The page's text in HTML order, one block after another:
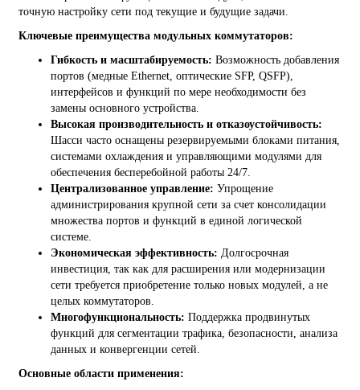
точную настройку сети под текущие и будущие задачи.
Ключевые преимущества модульных коммутаторов:
Гибкость и масштабируемость: Возможность добавления
портов (медные Ethernet, оптические SFP, QSFP),
интерфейсов и функций по мере необходимости без
замены основного устройства.
Высокая производительность и отказоустойчивость:
Шасси часто оснащены резервируемыми блоками питания,
системами охлаждения и управляющими модулями для
обеспечения бесперебойной работы 24/7.
Централизованное управление: Упрощение
администрирования крупной сети за счет консолидации
множества портов и функций в единой логической
системе.
Экономическая эффективность: Долгосрочная
инвестиция, так как для расширения или модернизации
сети требуется приобретение только новых модулей, а не
целых коммутаторов.
Многофункциональность: Поддержка продвинутых
функций для сегментации трафика, безопасности, анализа
данных и конвергенции сетей.
Основные области применения: